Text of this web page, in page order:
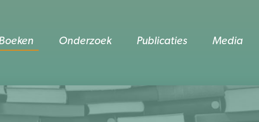
Onderzoek Publicaties Media